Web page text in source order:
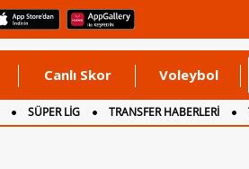
Canlı Skor Voleybol
SÜPER LİG TRANSFER HABERLERİ